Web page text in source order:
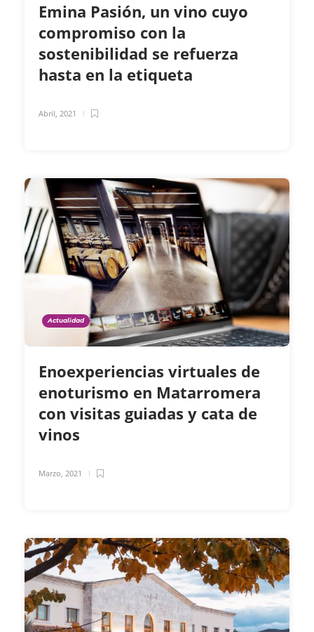
Emina Pasión, un vino cuyo
compromiso con la
sostenibilidad se refuerza
hasta en la etiqueta
Abril, 2021
Actualidad
Enoexperiencias virtuales de
enoturismo en Matarromera
con visitas guiadas y cata de
vinos
Marzo, 2021